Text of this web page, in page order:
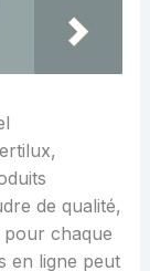
de qualité,
pour chaque
en ligne peut